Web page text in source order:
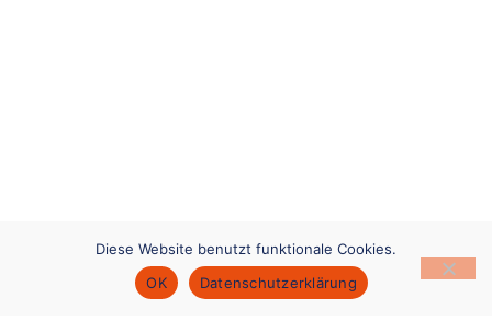
Diese Website benutzt funktionale Cookies.
OK
Datenschutzerklärung